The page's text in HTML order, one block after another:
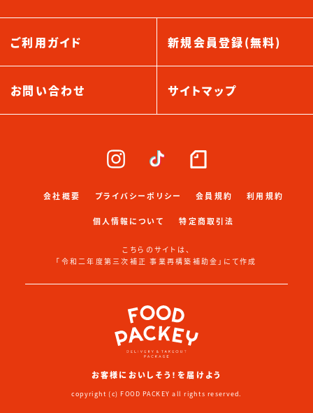
ご利用ガイド 新規会員登録(無料)
お問い合わせ サイトマップ
会社概要 プライバシーポリシー 会員規約 利用規約
個人情報について 特定商取引法
こちらのサイトは、
「令和二年度第三次補正 事業再構築補助金」にて作成
お客様においしそう！を届けよう
copyright (c) FOOD PACKEY all rights reserved.